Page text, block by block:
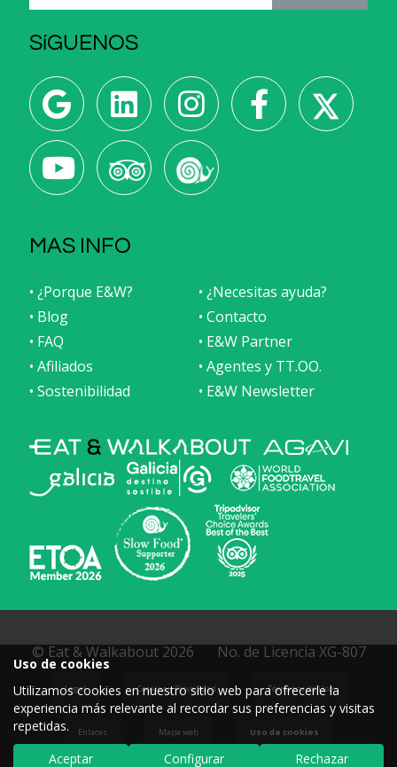
SíGUENOS
MAS INFO
• ¿Porque E&W?
• ¿Necesitas ayuda?
• Blog
• Contacto
• FAQ
• E&W Partner
• Afiliados
• Agentes y TT.OO.
• Sostenibilidad
• E&W Newsletter
© Eat & Walkabout 2026 No. de Licencia XG-807
Legal Cookies y Privacidad Términos de Uso
Enlaces Mapa web Uso de cookies
Uso de cookies
Utilizamos cookies en nuestro sitio web para ofrecerle la
experiencia más relevante al recordar sus preferencias y visitas
repetidas.
Aceptar
Configurar Rechazar